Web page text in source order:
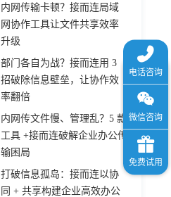
内网传输卡顿？接而连局域
网协作工具让文件共享效率
升级
部门各自为战？接而连用 3
招破除信息壁垒，让协作效
率翻倍
内网传文件慢、管理乱？5 款
工具 +接而连破解企业办公传
输困局
打破信息孤岛：接而连以协
同 + 共享构建企业高效办公